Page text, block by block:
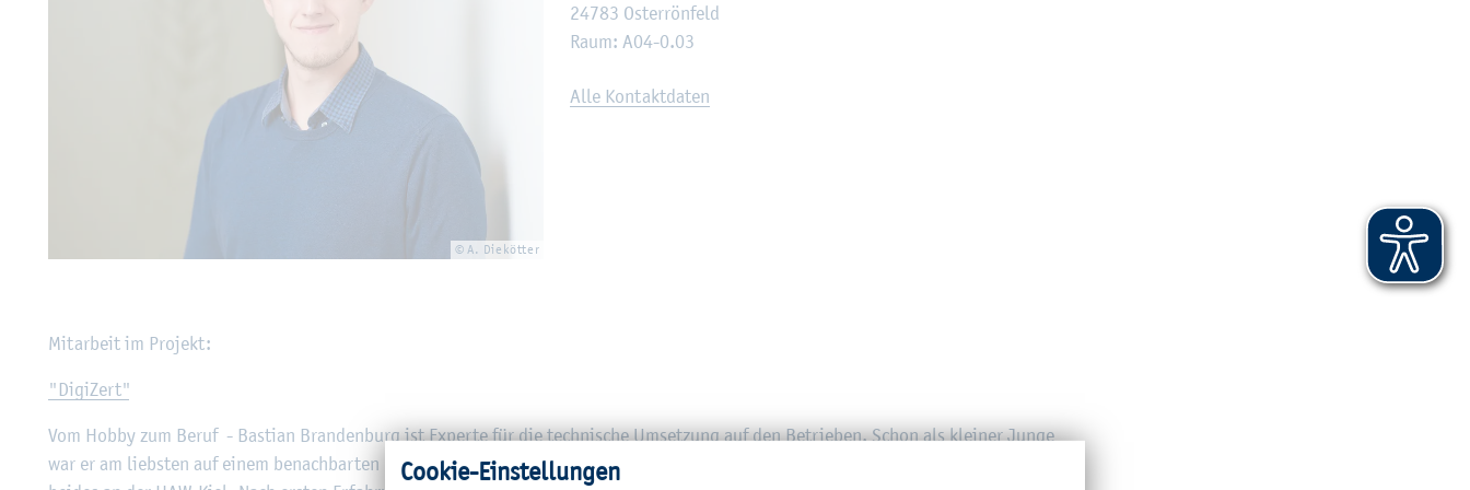
© A. Die­köt­ter
24783 Os­ter­rön­feld
Raum: A04-0.03
Alle Kon­takt­da­ten
Mit­ar­beit im Pro­jekt:
"Di­gi­Zert"
Vom Hobby zum Beruf - Bas­ti­an Bran­den­burg ist Ex­per­te für die tech­ni­sche Um­set­zung auf den Be­trie­ben. Schon als klei­ner Junge
war er am liebs­ten auf einem be­nach­bar­ten Be­trieb un­ter­wegs. Nach einem Ba­che­lor­stu­di­um folg­te der Mas­ter Agrar­ma­nage­ment,
Coo­kie-Ein­stel­lun­gen